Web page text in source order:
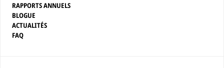
RAPPORTS ANNUELS
BLOGUE
ACTUALITÉS
FAQ